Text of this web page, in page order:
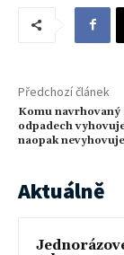
Předchozí článek
Komu navrhovaný
odpadech
naopak
Aktuálně